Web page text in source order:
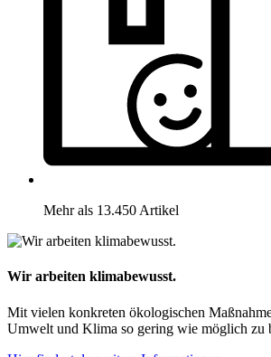
Mehr als 13.450 Artikel
Wir arbeiten klimabewusst.
Mit vielen konkreten ökologischen
Umwelt und Klima so gering wie möglich zu